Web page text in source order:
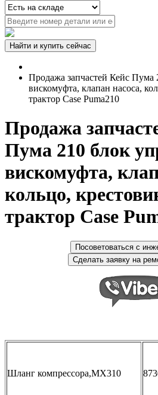
Продажа запчастей Кейс Пума
вискомуфта, клапан насоса,
трактор Case Puma210
Продажа
Пума 210 блок
вискомуфта,
кольцо,
трактор Case
Шланг компрессора,MX310